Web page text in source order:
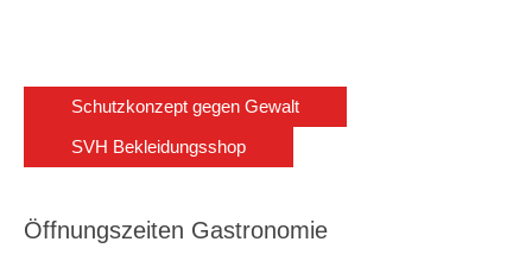
Schutzkonzept gegen Gewalt
SVH Bekleidungsshop
Öffnungszeiten Gastronomie